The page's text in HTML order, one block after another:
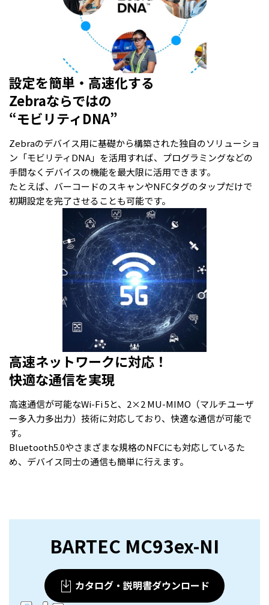
設定を簡単・高速化する
Zebraならではの
“モビリティDNA”
Zebraのデバイス用に基礎から構築された独自のソリューショ
ン「モビリティDNA」を活用すれば、プログラミングなどの
手間なくデバイスの機能を最大限に活用できます。
たとえば、バーコードのスキャンやNFCタグのタップだけで
初期設定を完了させることも可能です。
高速ネットワークに対応！
快適な通信を実現
高速通信が可能なWi-Fi 5と、2×2 MU-MIMO（マルチユーザ
ー多入力多出力）技術に対応しており、快適な通信が可能で
す。
Bluetooth5.0やさまざまな規格のNFCにも対応しているた
め、デバイス同士の通信も簡単に行えます。
BARTEC MC93ex-NI
カタログ・説明書ダウンロード